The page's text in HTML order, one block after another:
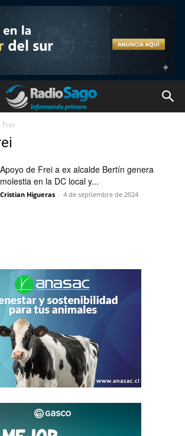
Frei
Apoyo de Frei a ex alcalde Bertín genera
molestia en la DC local y...
Cristian Higueras - 4 de septiembre de 2024